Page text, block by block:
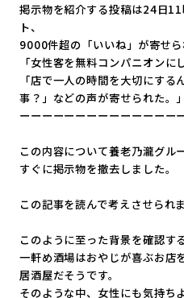
掲示物を紹介する投稿は24日
ト、
9000件超の「いいね」が寄せら
「女性客を無料コンパニオンに
「店で一人の時間を大切にす
事？ 」などの声が寄せられた。」
ーーーーーーーーーーーーーー
この内容について養老乃瀧グル
すぐに掲示物を撤去しました。
この記事を読んで考えさせられま
このように至った背景を確認す
一軒め酒場はおやじが喜ぶお店
居酒屋だそうです。
そのような中、女性にも気持ち